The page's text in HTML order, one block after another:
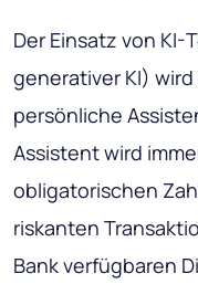
Der Einsatz von
generativer KI)
persönliche
Assistent wird
obligatorischen
riskanten
Bank verfügbaren